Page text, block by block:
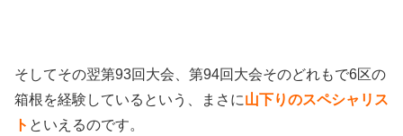
そしてその翌第93回大会、第94回大会そのどれもで6区の
箱根を経験しているという、まさに山下りのスペシャリス
ト といえるのです。